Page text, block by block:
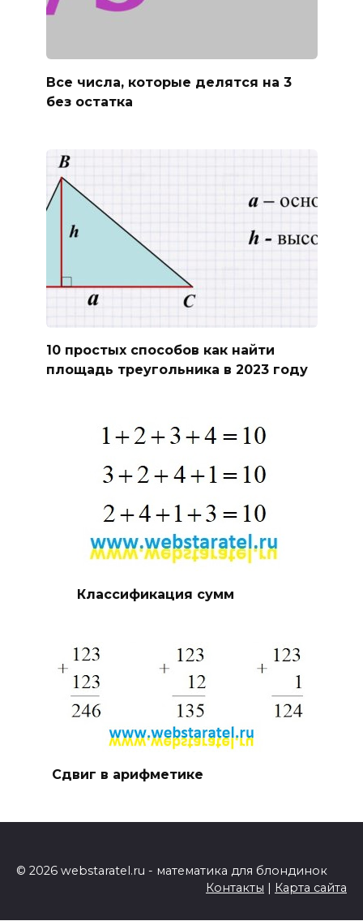
Все числа, которые делятся на 3
без остатка
10 простых способов как найти
площадь треугольника в 2023 году
Классификация сумм
Сдвиг в арифметике
© 2026 webstaratel.ru - математика для блондинок
Контакты | Карта сайта